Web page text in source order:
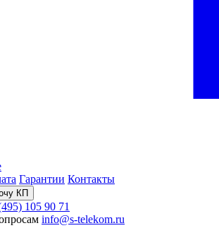
Гарантии Контакты
КП
105 90 71
info@s-telekom.ru